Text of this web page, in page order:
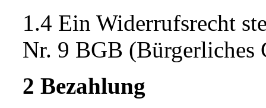
1.4 Ein Widerrufsrecht
Nr. 9 BGB (Bürgerliches
2 Bezahlung